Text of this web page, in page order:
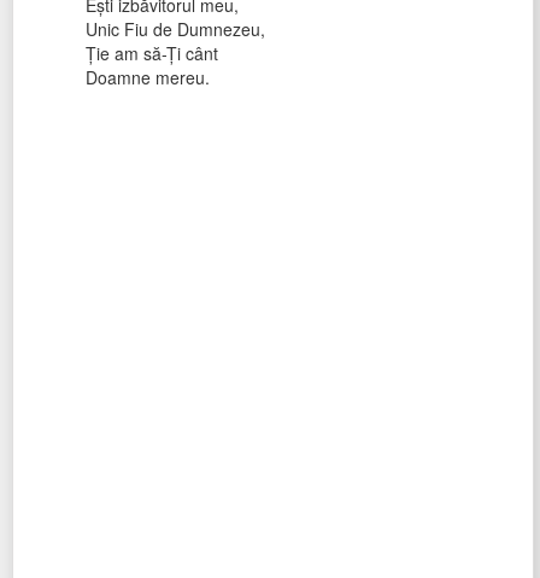
Ești izbăvitorul meu,
Unic Fiu de Dumnezeu,
Ție am să-Ți cânt
Doamne mereu.